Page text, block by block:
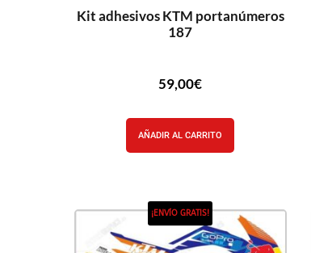
Kit adhesivos KTM portanúmeros
187
59,00€
AÑADIR AL CARRITO
¡ENVÍO GRATIS!